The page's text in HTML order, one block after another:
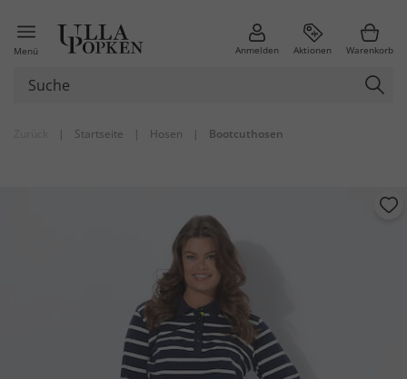
Menü Anmelden Aktionen Warenkorb
| Startseite | Hosen | Bootcuthosen